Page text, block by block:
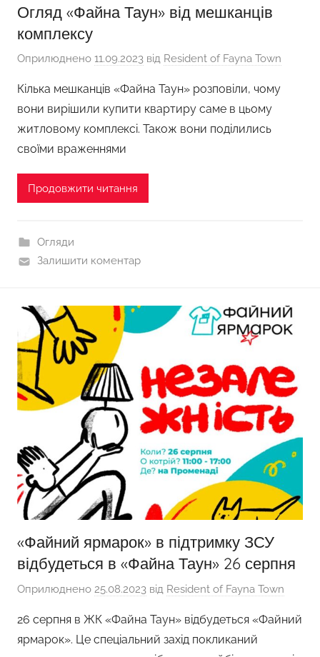
Огляд «Файна Таун» від мешканців
комплексу
Оприлюднено 11.09.2023 від Resident of Fayna Town
Кілька мешканців «Файна Таун» розповіли, чому
вони вирішили купити квартиру саме в цьому
житловому комплексі. Також вони поділились
своїми враженнями
Продовжити читання
Огляди
Залишити коментар
«Файний ярмарок» в підтримку ЗСУ
відбудеться в «Файна Таун» 26 серпня
Оприлюднено 25.08.2023 від Resident of Fayna Town
26 серпня в ЖК «Файна Таун» відбудеться «Файний
ярмарок». Це спеціальний захід покликаний